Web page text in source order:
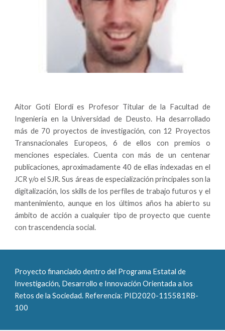
Aitor Goti Elordi es Profesor Titular de la Facultad de
Ingeniería en la Universidad de Deusto. Ha desarrollado
más de 70 proyectos de investigación, con 12 Proyectos
Transnacionales Europeos, 6 de ellos con premios o
menciones especiales. Cuenta con más de un centenar
publicaciones, aproximadamente 40 de ellas indexadas en el
JCR y/o el SJR. Sus áreas de especialización principales son la
digitalización, los skills de los perfiles de trabajo futuros y el
mantenimiento, aunque en los últimos años ha abierto su
ámbito de acción a cualquier tipo de proyecto que cuente
con trascendencia social.
Proyecto financiado dentro del Programa Estatal de
Investigación, Desarrollo e Innovación Orientada a los
Retos de la Sociedad. Referencia: PID2020-115581RB-
100